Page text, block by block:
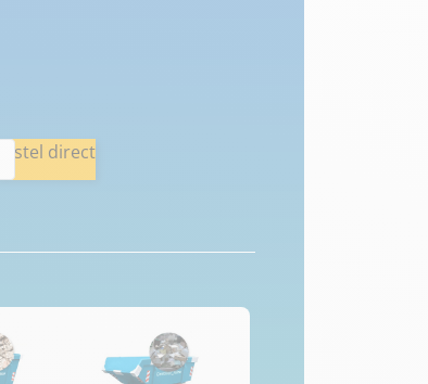
Bestel direct